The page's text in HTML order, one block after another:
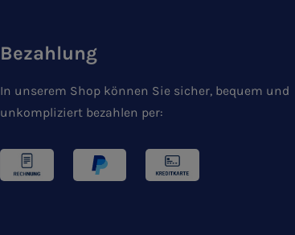
Bezahlung
In unserem Shop können Sie sicher, bequem und
unkompliziert bezahlen per: